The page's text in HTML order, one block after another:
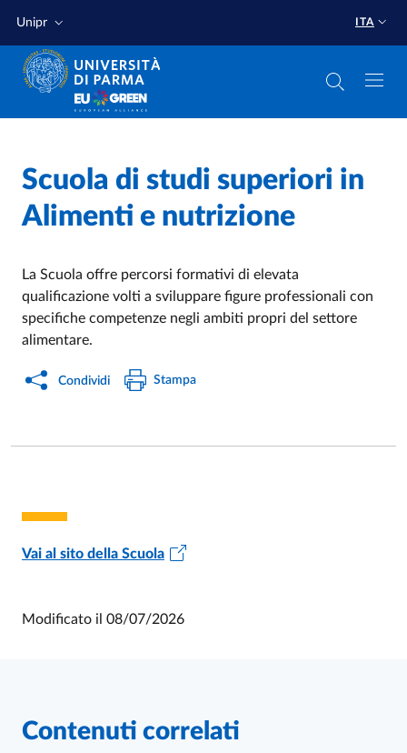
Unipr ITA
Home /
Scuola di studi superiori in
Alimenti e nutrizione
La Scuola offre percorsi formativi di elevata
qualificazione volti a sviluppare figure professionali con
specifiche competenze negli ambiti propri del settore
alimentare.
Condividi Stampa
Vai al sito della Scuola
Modificato il 08/07/2026
Contenuti correlati